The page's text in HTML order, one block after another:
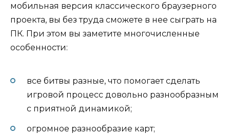
мобильная версия классического браузерного
проекта, вы без труда сможете в нее сыграть на
ПК. При этом вы заметите многочисленные
особенности:
все битвы разные, что помогает сделать
игровой процесс довольно разнообразным
с приятной динамикой;
огромное разнообразие карт;